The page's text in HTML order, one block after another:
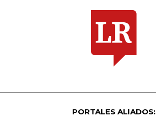
PORTALES ALIADOS: